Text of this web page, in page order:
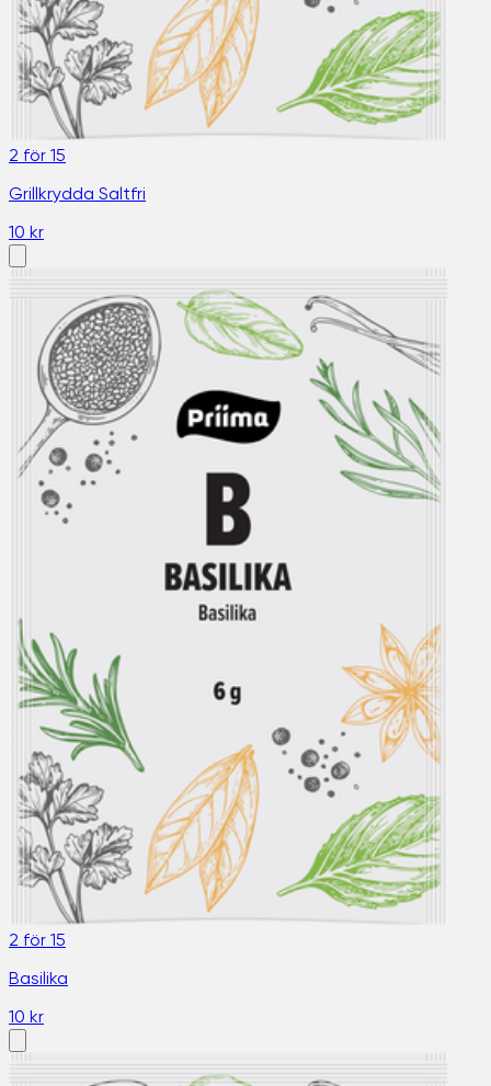
2 för 15
Grillkrydda Saltfri
10 kr
2 för 15
Basilika
10 kr